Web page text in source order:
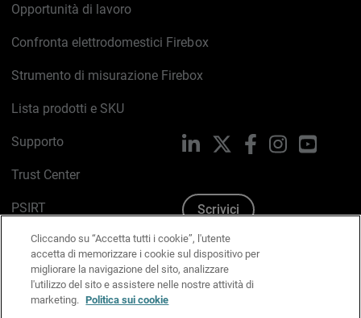
Opportunità di lavoro
Confronta elettrodomestici Firebox
Strumento di misurazione Firebox
Lista prodotti e SKU
Supporto
Trust Center
PSIRT
Politica sui cookie
Informativa sulla privacy
Kit Media & Brand
LinkedIn FacebookInstagram
Scrivici
Cliccando su “Accetta tutti i cookie”, l'utente
accetta di memorizzare i cookie sul dispositivo per
migliorare la navigazione del sito, analizzare
l'utilizzo del sito e assistere nelle nostre attività di
marketing. Politica sui cookie